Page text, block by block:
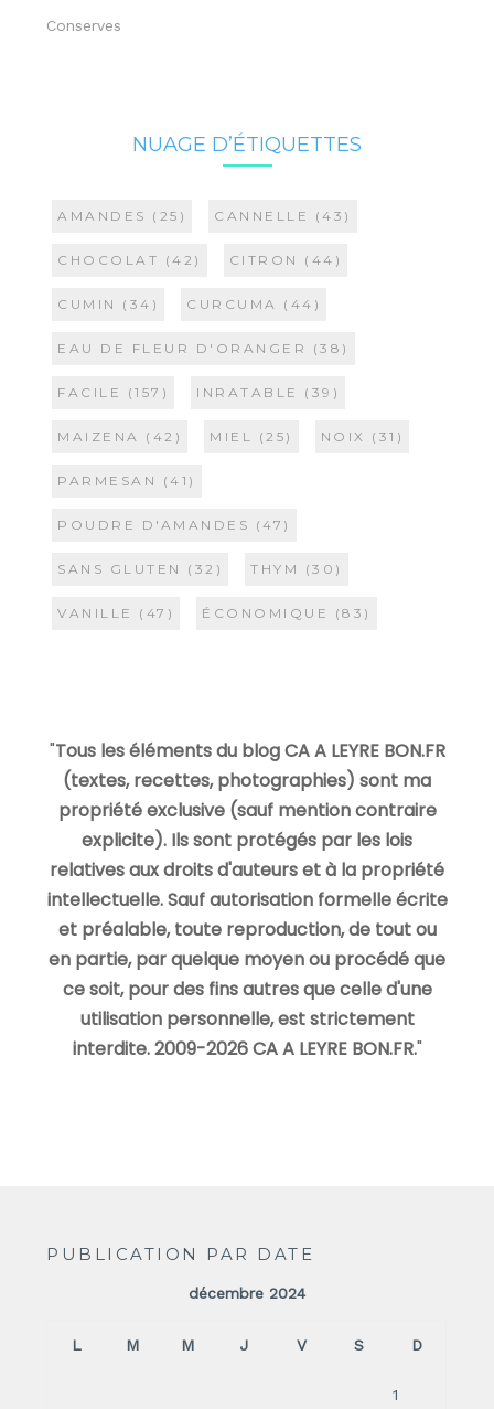
Conserves
NUAGE D’ÉTIQUETTES
AMANDES (25) CANNELLE (43)
CHOCOLAT (42) CITRON (44)
CUMIN (34) CURCUMA (44)
EAU DE FLEUR D'ORANGER (38)
FACILE (157) INRATABLE (39)
MAIZENA (42) MIEL (25) NOIX (31)
PARMESAN (41)
POUDRE D'AMANDES (47)
SANS GLUTEN (32) THYM (30)
VANILLE (47) ÉCONOMIQUE (83)
"Tous les éléments du blog CA A LEYRE BON.FR
(textes, recettes, photographies) sont ma
propriété exclusive (sauf mention contraire
explicite). Ils sont protégés par les lois
relatives aux droits d'auteurs et à la propriété
intellectuelle. Sauf autorisation formelle écrite
et préalable, toute reproduction, de tout ou
en partie, par quelque moyen ou procédé que
ce soit, pour des fins autres que celle d'une
utilisation personnelle, est strictement
interdite. 2009-2026 CA A LEYRE BON.FR."
PUBLICATION PAR DATE
décembre 2024
L M M J V S D
1